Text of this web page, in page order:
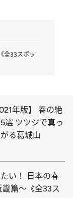
全33スポッ
年版】 春の絶
選 ツツジで真っ
る葛城山
い！ 日本の春
畿篇～《全33ス